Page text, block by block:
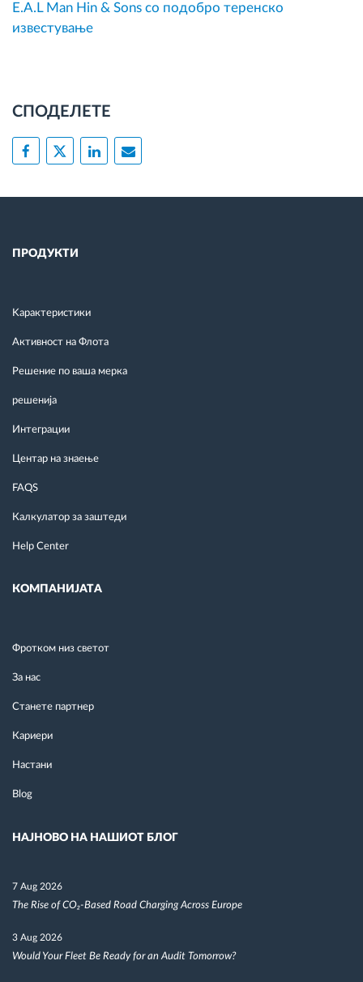
E.A.L Man Hin & Sons со подобро теренско
известување
СПОДЕЛЕТЕ
ПРОДУКТИ
Kарактеристики
Активност на Флота
Решение по ваша мерка
решенија
Интеграции
Центар на знаење
FAQS
Калкулатор за заштеди
Help Center
КОМПАНИЈАТА
Фротком низ светот
За нас
Станете партнер
Кариери
Настани
Blog
НАЈНОВО НА НАШИОТ БЛОГ
7 Aug 2026
The Rise of CO₂-Based Road Charging Across Europe
3 Aug 2026
Would Your Fleet Be Ready for an Audit Tomorrow?